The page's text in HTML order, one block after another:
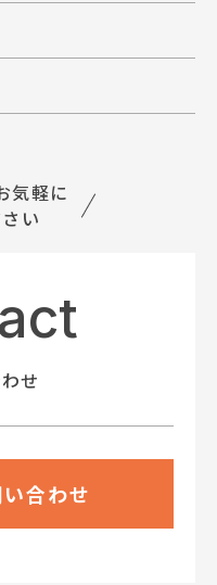
気軽に
い
せ
合わせ